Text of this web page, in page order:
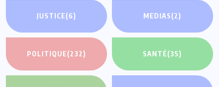
JUSTICE(6) MEDIAS(2)
POLITIQUE(232) SANTÉ(35)